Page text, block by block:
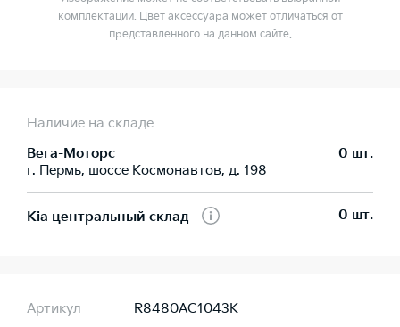
комплектации. Цвет аксессуара может отличаться от
представленного на данном сайте.
Наличие на складе
Вега-Моторс
г. Пермь, шоссе Космонавтов, д. 198
0 шт.
Kia центральный склад 0 шт.
Артикул
R8480AC1043K